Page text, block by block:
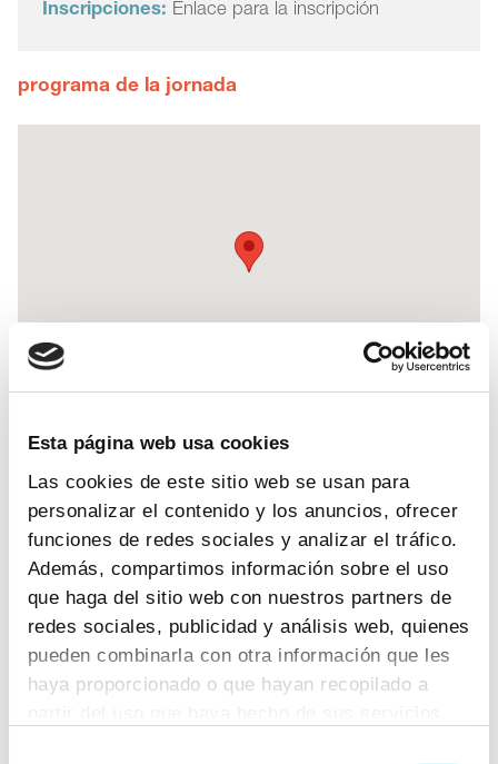
Esta página web usa cookies
Las cookies de este sitio web se usan para
personalizar el contenido y los anuncios, ofrecer
funciones de redes sociales y analizar el tráfico.
Además, compartimos información sobre el uso
que haga del sitio web con nuestros partners de
redes sociales, publicidad y análisis web, quienes
pueden combinarla con otra información que les
haya proporcionado o que hayan recopilado a
Inscripciones: Enlace para la inscripción
programa de la jornada